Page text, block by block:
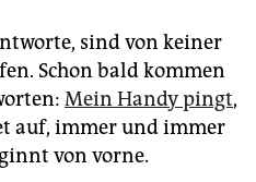
sind von keiner
Schon bald kommen
Mein Handy pingt,
auf, immer und immer
von vorne.